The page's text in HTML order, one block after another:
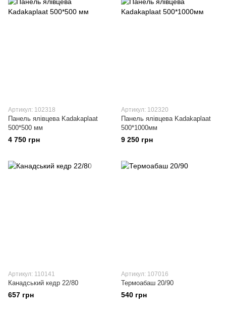
Артикул: 102318
Панель ялівцева Kadakaplaat
500*500 мм
4 750 грн
Артикул: 102320
Панель ялівцева Kadakaplaat
500*1000мм
9 250 грн
Артикул: 110141
Канадський кедр 22/80
657 грн
Артикул: 107016
Термоабаш 20/90
540 грн